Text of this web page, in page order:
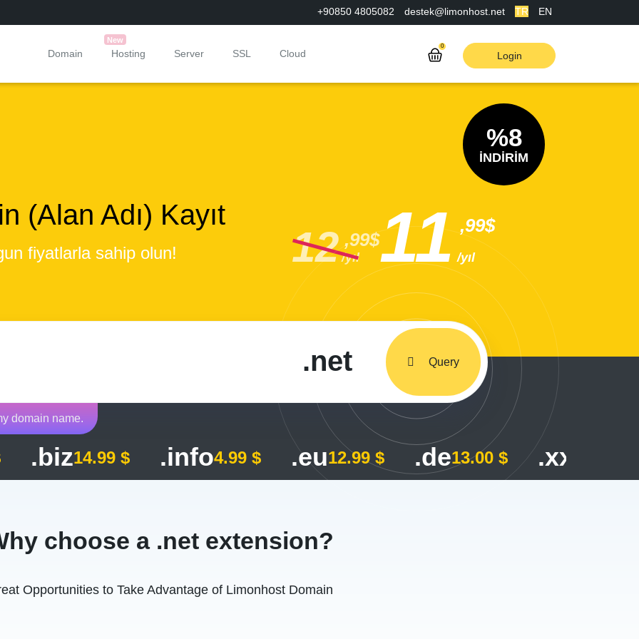
+90850 4805082 destek@limonhost.net TR EN
Domain
New
Hosting Server SSL Cloud
0
Login
(Alan Adı) Kayıt
fiyatlarla sahip olun! 12 ,99$
/yıl 11 ,99$
/yıl
%8
İNDİRİM
Query
net
domain name.
.biz14.99 $ .info4.99 $ .eu12.99 $ .de13.00 $ .xxx
choose a .net extension?
Opportunities to Take Advantage of Limonhost Domain